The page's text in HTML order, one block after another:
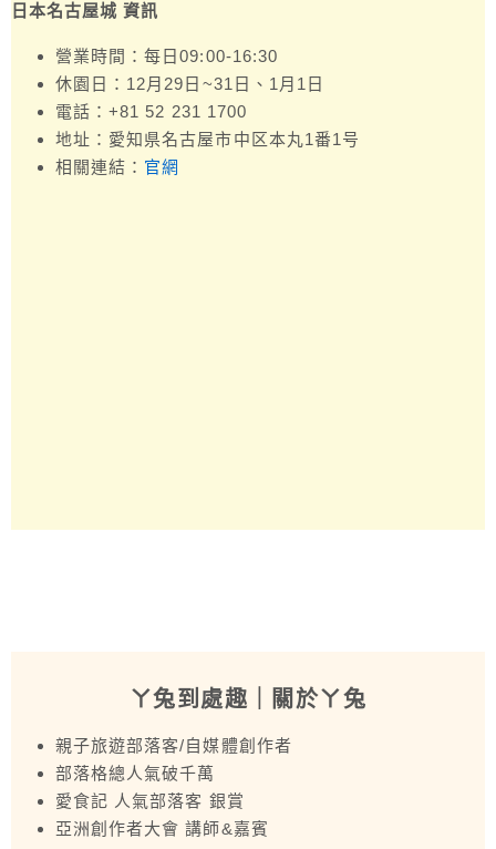
日本名古屋城 資訊
營業時間：每日09:00-16:30
休園日：12月29日~31日、1月1日
電話：+81 52 231 1700
地址：愛知県名古屋市中区本丸1番1号
相關連結： 官網
ㄚ兔到處趣 ｜關於ㄚ兔
親子旅遊部落客/自媒體創作者
部落格總人氣破千萬
愛食記 人氣部落客 銀賞
亞洲創作者大會 講師&嘉賓